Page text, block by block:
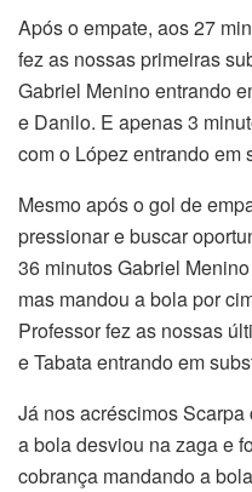
Após o empate, aos 27
fez as nossas primeiras
Gabriel Menino entrando
e Danilo. E apenas 3
com o López entrando em
Mesmo após o gol de
pressionar e buscar
36 minutos Gabriel
mas mandou a bola por
Professor fez as nossas
e Tabata entrando em
Já nos acréscimos
a bola desviou na zaga e
cobrança mandando a